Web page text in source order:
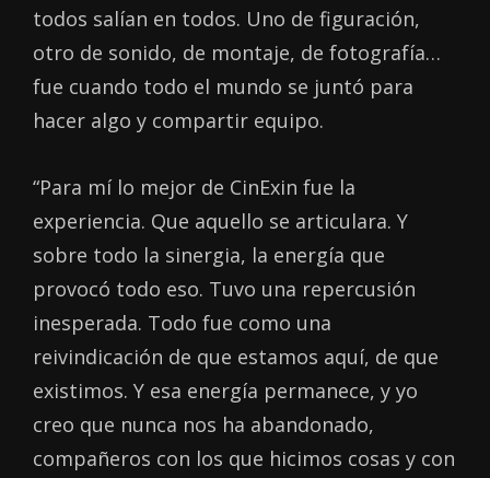
todos salían en todos. Uno de figuración,
otro de sonido, de montaje, de fotografía…
fue cuando todo el mundo se juntó para
hacer algo y compartir equipo.
“Para mí lo mejor de CinExin fue la
experiencia. Que aquello se articulara. Y
sobre todo la sinergia, la energía que
provocó todo eso. Tuvo una repercusión
inesperada. Todo fue como una
reivindicación de que estamos aquí, de que
existimos. Y esa energía permanece, y yo
creo que nunca nos ha abandonado,
compañeros con los que hicimos cosas y con